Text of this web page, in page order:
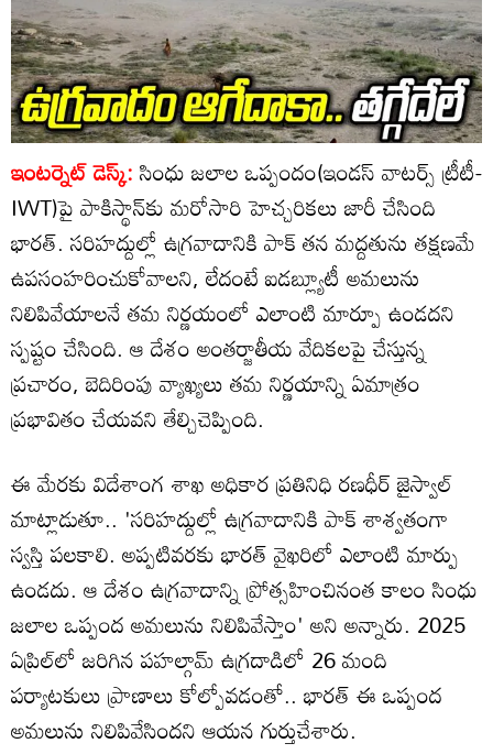
ఇంటర్నెట్ డెస్క్:సింధు జలాల ఒప్పందం(ఇండస్ వాటర్స్ ట్రీటీ-
IWT)పై పాకిస్థాన్‌కు మరోసారి హెచ్చరికలు జారీ చేసింది
భారత్. సరిహద్దుల్లో ఉగ్రవాదానికి పాక్ తన మద్దతును తక్షణమే
ఉపసంహరించుకోవాలని, లేదంటే ఐడబ్ల్యూటీ అమలును
నిలిపివేయాలనే తమ నిర్ణయంలో ఎలాంటి మార్పూ ఉండదని
స్పష్టం చేసింది. ఆ దేశం అంతర్జాతీయ వేదికలపై చేస్తున్న
ప్రచారం, బెదిరింపు వ్యాఖ్యలు తమ నిర్ణయాన్ని ఏమాత్రం
ప్రభావితం చేయవని తేల్చిచెప్పింది.
ఈ మేరకు విదేశాంగ శాఖ అధికార ప్రతినిధి రణధీర్ జైస్వాల్
మాట్లాడుతూ.. 'సరిహద్దుల్లో ఉగ్రవాదానికి పాక్ శాశ్వతంగా
స్వస్తి పలకాలి. అప్పటివరకు భారత్‌ వైఖరిలో ఎలాంటి మార్పు
ఉండదు. ఆ దేశం ఉగ్రవాదాన్ని ప్రోత్సహించినంత కాలం సింధు
జలాల ఒప్పంద అమలును నిలిపివేస్తాం' అని అన్నారు. 2025
ఏప్రిల్‌లో జరిగిన పహల్గామ్‌ ఉగ్రదాడిలో 26 మంది
పర్యాటకులు ప్రాణాలు కోల్పోవడంతో.. భారత్‌ ఈ ఒప్పంద
అమలును నిలిపివేసిందని ఆయన గుర్తుచేశారు.